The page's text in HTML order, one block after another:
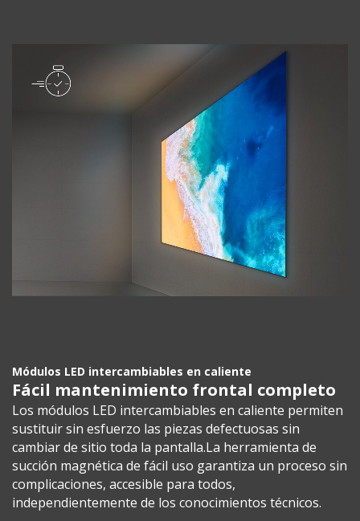
Módulos LED intercambiables en caliente
Fácil mantenimiento frontal completo
Los módulos LED intercambiables en caliente permiten
sustituir sin esfuerzo las piezas defectuosas sin
cambiar de sitio toda la pantalla.La herramienta de
succión magnética de fácil uso garantiza un proceso sin
complicaciones, accesible para todos,
independientemente de los conocimientos técnicos.